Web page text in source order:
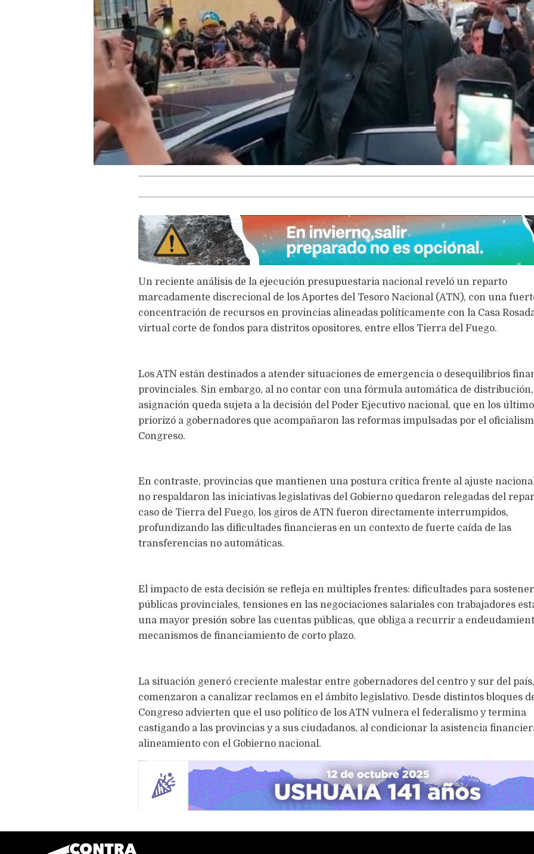
Un reciente análisis de la ejecución presupuestaria nacional reveló un reparto
marcadamente discrecional de los Aportes del Tesoro Nacional (ATN), con una
concentración de recursos en provincias alineadas políticamente con la Casa
virtual corte de fondos para distritos opositores, entre ellos Tierra del Fuego.
Los ATN están destinados a atender situaciones de emergencia o desequilibrios
provinciales. Sin embargo, al no contar con una fórmula automática de distribución,
asignación queda sujeta a la decisión del Poder Ejecutivo nacional, que en los
priorizó a gobernadores que acompañaron las reformas impulsadas por el
Congreso.
En contraste, provincias que mantienen una postura crítica frente al ajuste
no respaldaron las iniciativas legislativas del Gobierno quedaron relegadas del
caso de Tierra del Fuego, los giros de ATN fueron directamente interrumpidos,
profundizando las dificultades financieras en un contexto de fuerte caída de las
transferencias no automáticas.
El impacto de esta decisión se refleja en múltiples frentes: dificultades para
públicas provinciales, tensiones en las negociaciones salariales con trabajadores
una mayor presión sobre las cuentas públicas, que obliga a recurrir a
mecanismos de financiamiento de corto plazo.
La situación generó creciente malestar entre gobernadores del centro y sur del
comenzaron a canalizar reclamos en el ámbito legislativo. Desde distintos bloques
Congreso advierten que el uso político de los ATN vulnera el federalismo y termina
castigando a las provincias y a sus ciudadanos, al condicionar la asistencia
alineamiento con el Gobierno nacional.
LA VOCACIÓN PUEDE MÁS